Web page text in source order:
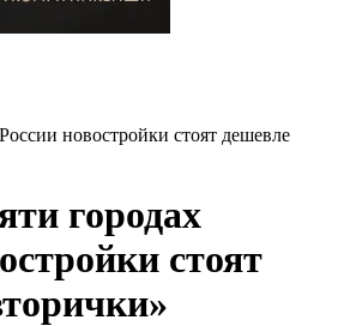
новостройки стоят дешевле
городах
стоят